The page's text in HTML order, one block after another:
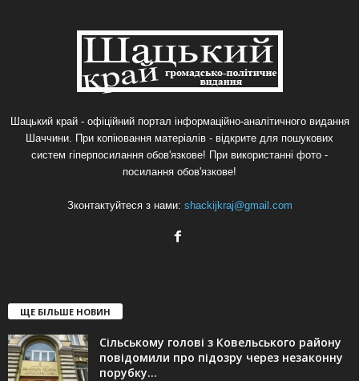
Шацький край - офіційний портал інформаційно-аналітичного видання
Шаччини. При копіювання матеріалів - відкрите для пошукових
систем гіперпосилання обов'язкове! При використанні фото -
посилання обов'язкове!
Зконтактуйтеся з нами: shackijkraj@gmail.com
ЩЕ БІЛЬШЕ НОВИН
Сільському голові з Ковельського району
повідомили про підозру через незаконну
порубку...